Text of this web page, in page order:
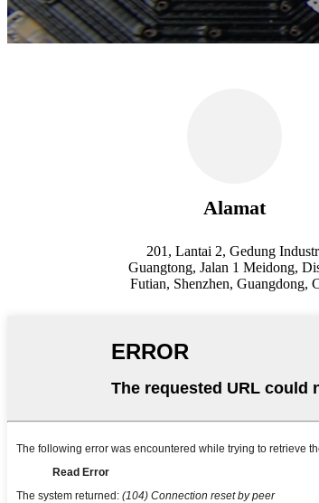
Alamat
201, Lantai 2, Gedung
Guangtong, Jalan 1 Meidong,
Futian, Shenzhen, Guangdong,